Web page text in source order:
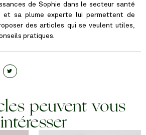
de Sophie dans le secteur santé
et sa plume experte lui permettent de
des articles qui se veulent utiles,
pratiques.
peuvent vous
intéresser